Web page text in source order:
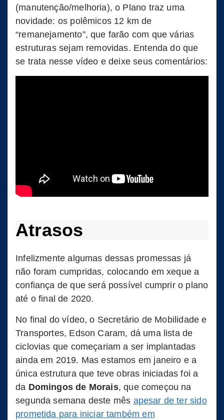
(manutenção/melhoria), o Plano traz uma
novidade: os polêmicos 12 km de
“remanejamento”, que farão com que várias
estruturas sejam removidas. Entenda do que
se trata nesse vídeo e deixe seus comentários:
Atrasos
Infelizmente algumas dessas promessas já
não foram cumpridas, colocando em xeque a
confiança de que será possível cumprir o plano
até o final de 2020.
No final do vídeo, o Secretário de Mobilidade e
Transportes, Edson Caram, dá uma lista de
ciclovias que começariam a ser implantadas
ainda em 2019. Mas estamos em janeiro e a
única estrutura que teve obras iniciadas foi a
da Domingos de Morais, que começou na
segunda semana deste mês apesar de ter sido
prometida para iniciar também em